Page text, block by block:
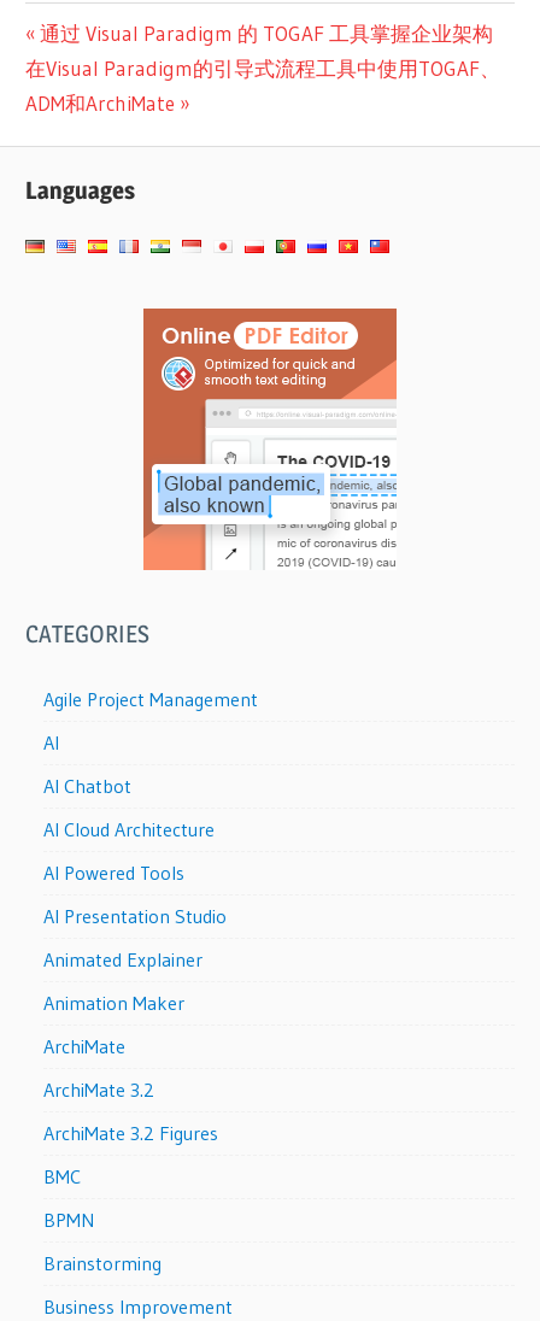
文
章
航
Previous
Post:
通过 Visual Paradigm 的 TOGAF 工具掌握企业架构
Next
Post:
在Visual Paradigm的引导式流程工具中使用TOGAF、
ADM和ArchiMate
Languages
CATEGORIES
Agile Project Management
AI
AI Chatbot
AI Cloud Architecture
AI Powered Tools
AI Presentation Studio
Animated Explainer
Animation Maker
ArchiMate
ArchiMate 3.2
ArchiMate 3.2 Figures
BMC
BPMN
Brainstorming
Business Improvement